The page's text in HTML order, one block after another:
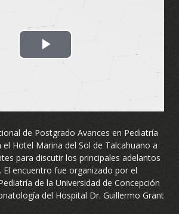
Play
Video
de Postgrado Avances en Pediatría
Hotel Marina del Sol de Talcahuano a
para discutir los principales adelantos
El encuentro fue organizado por el
de la Universidad de Concepción
del Hospital Dr. Guillermo Grant